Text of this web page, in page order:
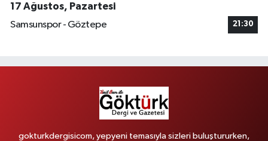
17 Ağustos, Pazartesi
Samsunspor - Göztepe
21:30
gokturkdergisicom, yepyeni temasıyla sizleri buluştururken,